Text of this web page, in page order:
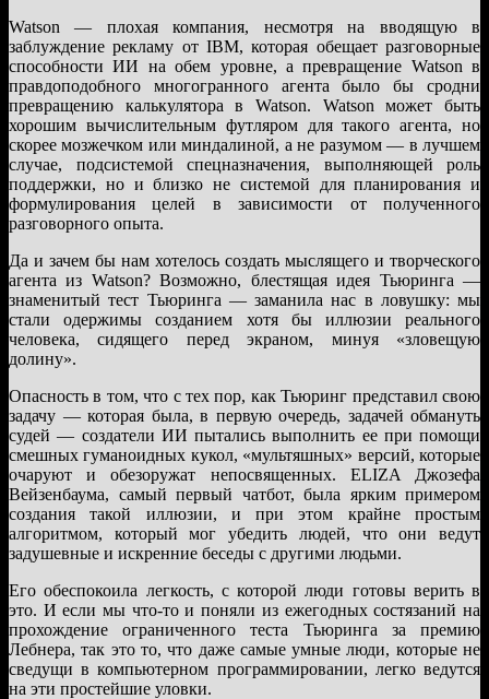
Watson — плохая компания, несмотря на вводящую в
заблуждение рекламу от IBM, которая обещает разговорные
способности ИИ на обем уровне, а превращение Watson в
правдоподобного многогранного агента было бы сродни
превращению калькулятора в Watson. Watson может быть
хорошим вычислительным футляром для такого агента, но
скорее мозжечком или миндалиной, а не разумом — в лучшем
случае, подсистемой спецназначения, выполняющей роль
поддержки, но и близко не системой для планирования и
формулирования целей в зависимости от полученного
разговорного опыта.
Да и зачем бы нам хотелось создать мыслящего и творческого
агента из Watson? Возможно, блестящая идея Тьюринга —
знаменитый тест Тьюринга — заманила нас в ловушку: мы
стали одержимы созданием хотя бы иллюзии реального
человека, сидящего перед экраном, минуя «зловещую
долину».
Опасность в том, что с тех пор, как Тьюринг представил свою
задачу — которая была, в первую очередь, задачей обмануть
судей — создатели ИИ пытались выполнить ее при помощи
смешных гуманоидных кукол, «мультяшных» версий, которые
очаруют и обезоружат непосвященных. ELIZA Джозефа
Вейзенбаума, самый первый чатбот, была ярким примером
создания такой иллюзии, и при этом крайне простым
алгоритмом, который мог убедить людей, что они ведут
задушевные и искренние беседы с другими людьми.
Его обеспокоила легкость, с которой люди готовы верить в
это. И если мы что-то и поняли из ежегодных состязаний на
прохождение ограниченного теста Тьюринга за премию
Лебнера, так это то, что даже самые умные люди, которые не
сведущи в компьютерном программировании, легко ведутся
на эти простейшие уловки.